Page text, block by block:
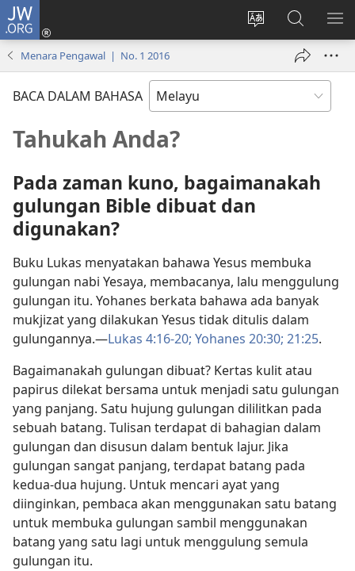
JW.ORG
Tukar
bahasa
web
Log
Masuk
baharu)
Cari
JW.ORG
Menara Pengawal | No. 1 2016
BACA DALAM BAHASA
Tahukah Anda?
Pada zaman kuno, bagaimanakah
gulungan Bible dibuat dan
digunakan?
Buku Lukas menyatakan bahawa Yesus membuka
gulungan nabi Yesaya, membacanya, lalu menggulung
gulungan itu. Yohanes berkata bahawa ada banyak
mukjizat yang dilakukan Yesus tidak ditulis dalam
gulungannya.—Lukas 4:16-20; Yohanes 20:30; 21:25.
Bagaimanakah gulungan dibuat? Kertas kulit atau
papirus dilekat bersama untuk menjadi satu gulungan
yang panjang. Satu hujung gulungan dililitkan pada
sebuah batang. Tulisan terdapat di bahagian dalam
gulungan dan disusun dalam bentuk lajur. Jika
gulungan sangat panjang, terdapat batang pada
kedua-dua hujung. Untuk mencari ayat yang
diinginkan, pembaca akan menggunakan satu batang
untuk membuka gulungan sambil menggunakan
batang yang satu lagi untuk menggulung semula
gulungan itu.